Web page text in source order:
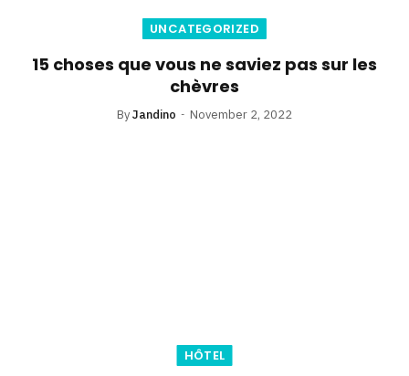
UNCATEGORIZED
15 choses que vous ne saviez pas sur les
chèvres
ByJandino November 2, 2022
HÔTEL